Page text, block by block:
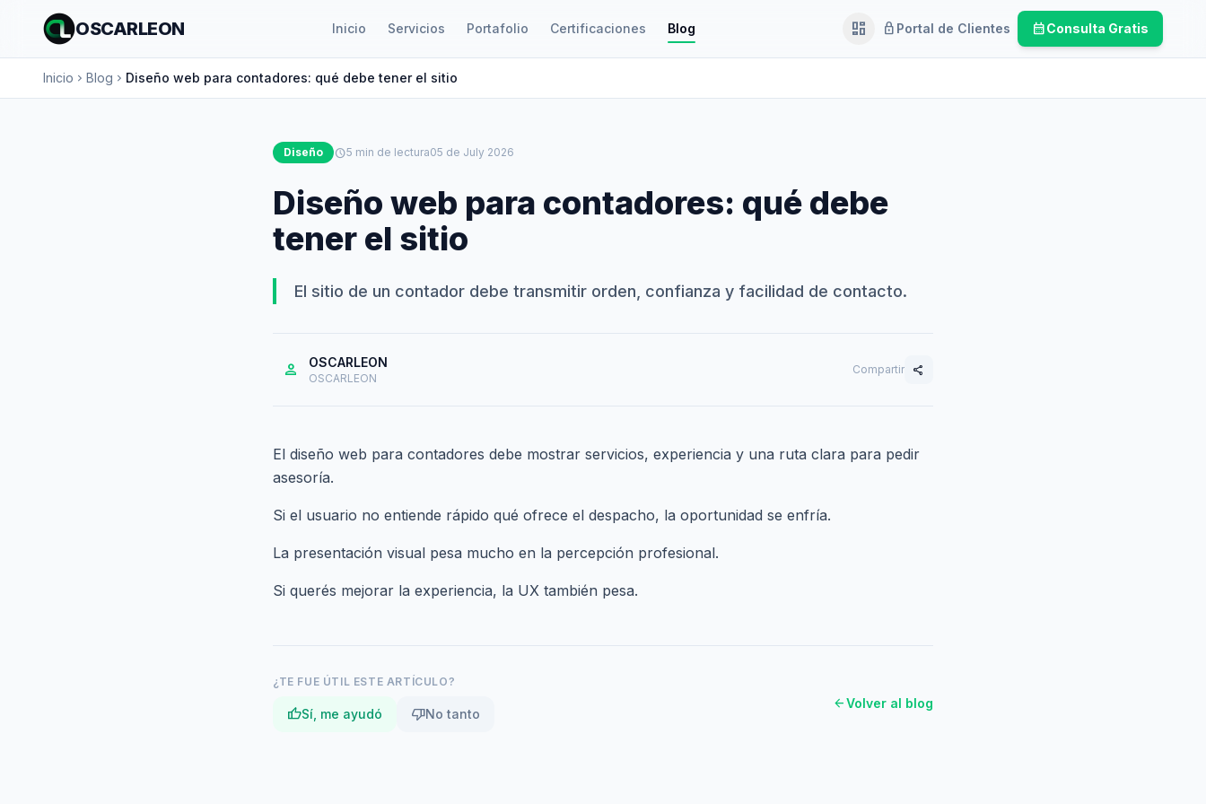
OSCARLEON Inicio Servicios Portafolio Certificaciones Blog dashboardEjecutivo
lock Portal de Clientes calendar_monthConsulta Gratis
Inicio chevron_right Blog chevron_right Diseño web para contadores: qué debe tener el sitio
Diseño schedule5 min de lectura05 de July 2026
Diseño web para contadores: qué debe
tener el sitio
El sitio de un contador debe transmitir orden, confianza y facilidad de contacto.
person OSCARLEON
OSCARLEON
Compartir share
El diseño web para contadores debe mostrar servicios, experiencia y una ruta clara para pedir
asesoría.
Si el usuario no entiende rápido qué ofrece el despacho, la oportunidad se enfría.
La presentación visual pesa mucho en la percepción profesional.
Si querés mejorar la experiencia, la UX también pesa.
¿TE FUE ÚTIL ESTE ARTÍCULO?
thumb_upSí, me ayudó thumb_downNo tanto
arrow_backVolver al blog